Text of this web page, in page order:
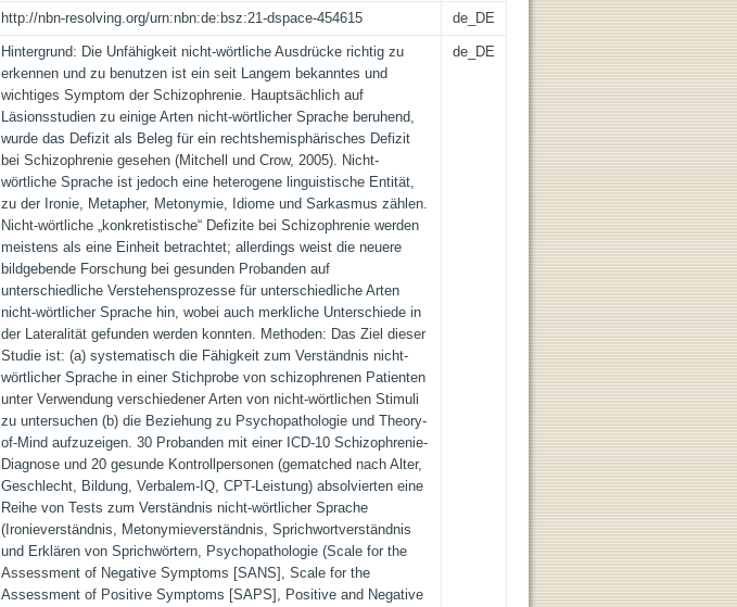
http://nbn-resolving.org/urn:nbn:de:bsz:21-dspace-454615 de_DE
Hintergrund: Die Unfähigkeit nicht-wörtliche Ausdrücke richtig zu
erkennen und zu benutzen ist ein seit Langem bekanntes und
wichtiges Symptom der Schizophrenie. Hauptsächlich auf
Läsionsstudien zu einige Arten nicht-wörtlicher Sprache beruhend,
wurde das Defizit als Beleg für ein rechtshemisphärisches Defizit
bei Schizophrenie gesehen (Mitchell und Crow, 2005). Nicht-
wörtliche Sprache ist jedoch eine heterogene linguistische Entität,
zu der Ironie, Metapher, Metonymie, Idiome und Sarkasmus zählen.
Nicht-wörtliche „konkretistische“ Defizite bei Schizophrenie werden
meistens als eine Einheit betrachtet; allerdings weist die neuere
bildgebende Forschung bei gesunden Probanden auf
unterschiedliche Verstehensprozesse für unterschiedliche Arten
nicht-wörtlicher Sprache hin, wobei auch merkliche Unterschiede in
der Lateralität gefunden werden konnten. Methoden: Das Ziel dieser
Studie ist: (a) systematisch die Fähigkeit zum Verständnis nicht-
wörtlicher Sprache in einer Stichprobe von schizophrenen Patienten
unter Verwendung verschiedener Arten von nicht-wörtlichen Stimuli
zu untersuchen (b) die Beziehung zu Psychopathologie und Theory-
of-Mind aufzuzeigen. 30 Probanden mit einer ICD-10 Schizophrenie-
Diagnose und 20 gesunde Kontrollpersonen (gematched nach Alter,
Geschlecht, Bildung, Verbalem-IQ, CPT-Leistung) absolvierten eine
Reihe von Tests zum Verständnis nicht-wörtlicher Sprache
(Ironieverständnis, Metonymieverständnis, Sprichwortverständnis
und Erklären von Sprichwörtern, Psychopathologie (Scale for the
Assessment of Negative Symptoms [SANS], Scale for the
Assessment of Positive Symptoms [SAPS], Positive and Negative
de_DE